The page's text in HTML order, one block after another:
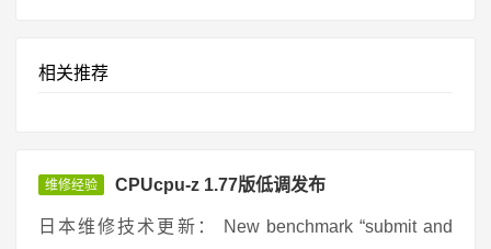
相关推荐
维修经验 CPUcpu-z 1.77版低调发布
日本维修技术更新： New benchmark “submit and